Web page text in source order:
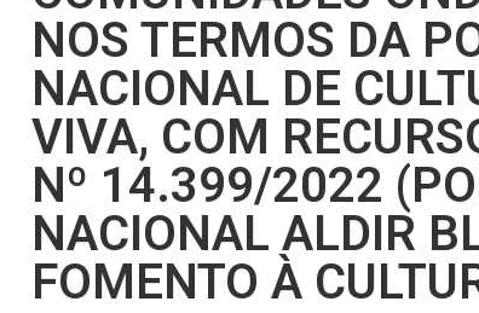
NOS TERMOS DA
NACIONAL DE
VIVA, COM
Nº 14.399/2022
NACIONAL ALDIR
FOMENTO À